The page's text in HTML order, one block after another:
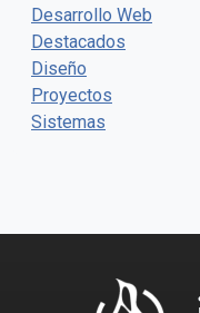
Desarrollo Web
Destacados
Diseño
Proyectos
Sistemas